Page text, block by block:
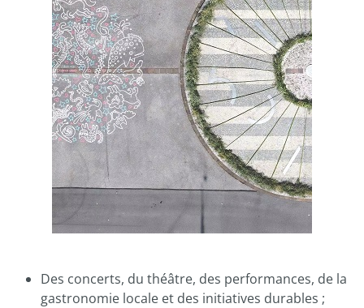
Des concerts, du théâtre, des performances, de la
gastronomie locale et des initiatives durables ;